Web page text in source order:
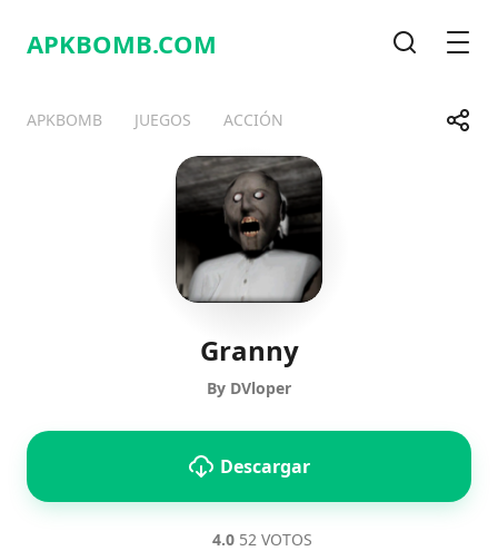
APKBOMB.COM
APKBOMB JUEGOS ACCIÓN
Telegram
Granny
By DVloper
Descargar
4.0 52 VOTOS